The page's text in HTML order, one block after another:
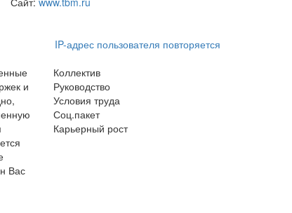
IP-адрес пользователя повторяется
и
Вас
Коллектив
Руководство
Условия труда
Соц.пакет
Карьерный рост